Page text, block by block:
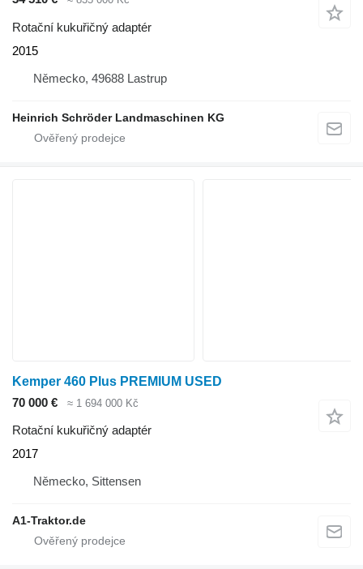
Rotační kukuřičný adaptér
2015
Německo, 49688 Lastrup
Heinrich Schröder Landmaschinen KG
Kemper 460 Plus PREMIUM USED
70 000 €
≈ 1 694 000 Kč
Rotační kukuřičný adaptér
2017
Německo, Sittensen
A1-Traktor.de